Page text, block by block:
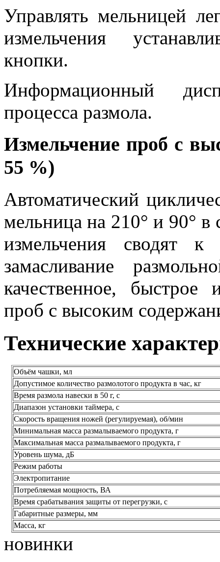
Управлять мельницей
измельчения
кнопки.
Информационный
процесса размола.
Измельчение проб с
55 %)
Автоматический
мельница на 210° и 90° в
измельчения сводят
замасливание
качественное, быстрое
проб с высоким
Технические
Объём чашки, мл
Допустимое количество размолотого продукта в час, кг
Время размола навески в 50 г, с
Диапазон установки таймера, с
Скорость вращения ножей (регулируемая), об/мин
Минимальная масса размалываемого продукта, г
Максимальная масса размалываемого продукта, г
Уровень шума, дБ
Режим работы
Электропитание
Потребляемая мощность, ВА
Время срабатывания защиты от перегрузки, с
Габаритные размеры, мм
Масса, кг
новинки